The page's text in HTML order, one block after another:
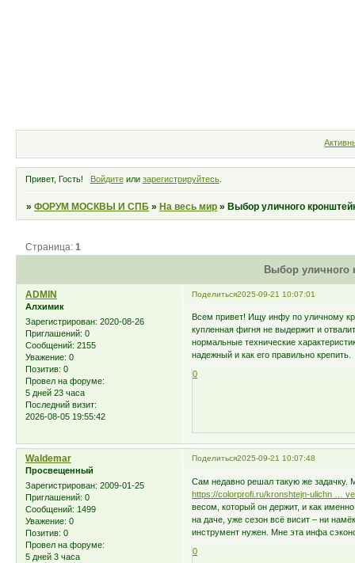
Привет, Гость! Войдитеили зарегистрируйтесь.
»ФОРУМ МОСКВЫ И СПБ »На весь мир »Выбор уличного
Выбор уличного
Страница:1
Поделиться2025-09-21 10:07:01
ADMIN
Алхимик
Зарегистрирован: 2020-08-26
Приглашений: 0
Сообщений: 2155
Уважение: 0
Позитив: 0
Провел на форуме:
5 дней 23 часа
Последний визит:
2026-08-05 19:55:42
Всем привет! Ищу инфу по уличному
купленная фигня не выдержит и
нормальные технические
надежный и как его правильно крепить.
0
Поделиться2025-09-21 10:07:48
Waldemar
Просвещенный
Зарегистрирован: 2009-01-25
Приглашений: 0
Сообщений: 1499
Уважение: 0
Позитив: 0
Провел на форуме:
5 дней 3 часа
Сам недавно решал такую же задачку.
https://colorprofi.ru/kronshtejn-ulichn …
весом, который он держит, и как
на даче, уже сезон всё висит – ни
инструмент нужен. Мне эта инфа
0